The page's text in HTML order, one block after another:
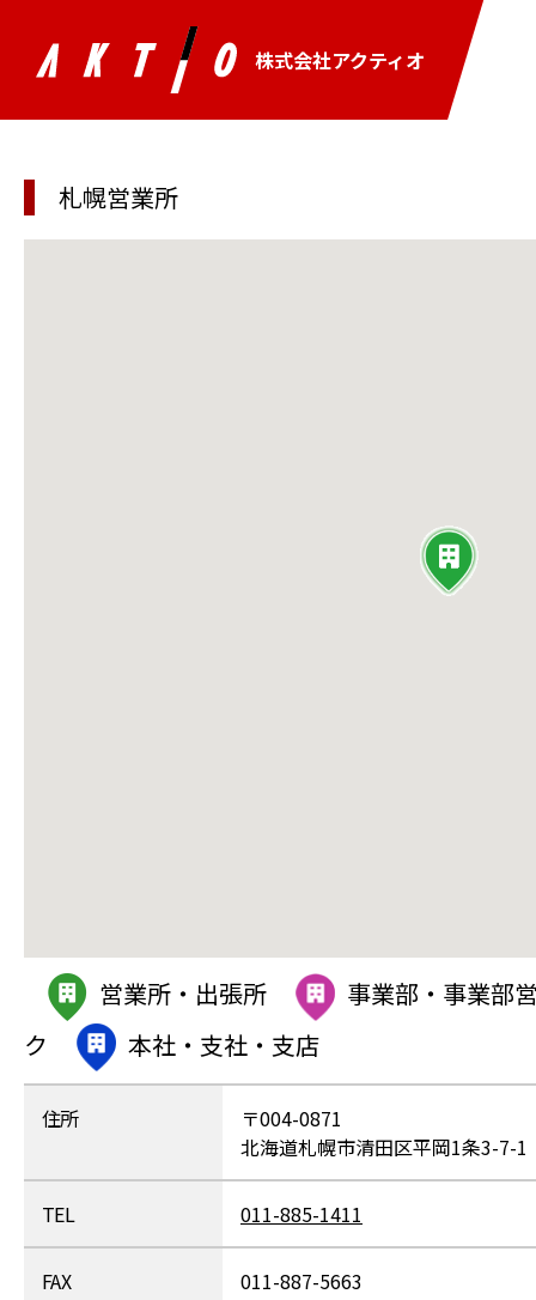
株式会社アクティオ
札幌営業所
営業所・出張所
事業部・事業部
ク
本社・支社・支店
住所
〒004-0871
北海道札幌市清田区平岡1条3-7-1
TEL 011-885-1411
FAX 011-887-5663